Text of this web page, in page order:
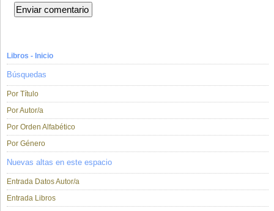
Libros - Inicio
Búsquedas
Por Título
Por Autor/a
Por Orden Alfabético
Por Género
Nuevas altas en este espacio
Entrada Datos Autor/a
Entrada Libros